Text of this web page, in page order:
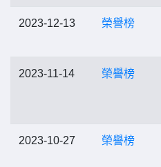
2023-12-13 榮譽榜
2023-11-14 榮譽榜
2023-10-27 榮譽榜